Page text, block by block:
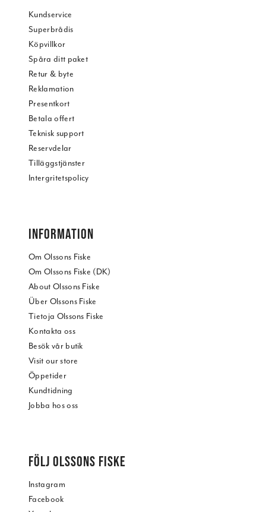
Kundservice
Superbrådis
Köpvillkor
Spåra ditt paket
Retur & byte
Reklamation
Presentkort
Betala offert
Teknisk support
Reservdelar
Tilläggstjänster
Intergritetspolicy
INFORMATION
Om Olssons Fiske
Om Olssons Fiske (DK)
About Olssons Fiske
Über Olssons Fiske
Tietoja Olssons Fiske
Kontakta oss
Besök vår butik
Visit our store
Öppetider
Kundtidning
Jobba hos oss
FÖLJ OLSSONS FISKE
Instagram
Facebook